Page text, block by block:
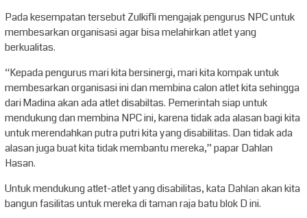
Pada kesempatan tersebut Zulkifli mengajak pengurus NPC untuk
membesarkan organisasi agar bisa melahirkan atlet yang
berkualitas.
“Kepada pengurus mari kita bersinergi, mari kita kompak untuk
membesarkan organisasi ini dan membina calon atlet kita sehingga
dari Madina akan ada atlet disabiltas. Pemerintah siap untuk
mendukung dan membina NPC ini, karena tidak ada alasan bagi kita
untuk merendahkan putra putri kita yang disabilitas. Dan tidak ada
alasan juga buat kita tidak membantu mereka,” papar Dahlan
Hasan.
Untuk mendukung atlet-atlet yang disabilitas, kata Dahlan akan kita
bangun fasilitas untuk mereka di taman raja batu blok D ini.